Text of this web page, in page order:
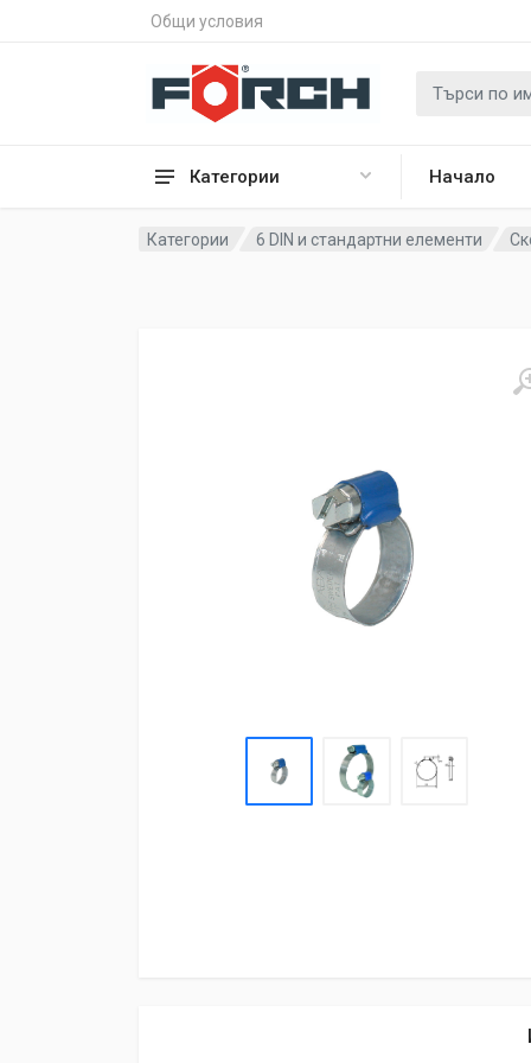
Общи условия
Категории Начало
Категории 6 DIN и стандартни елементи